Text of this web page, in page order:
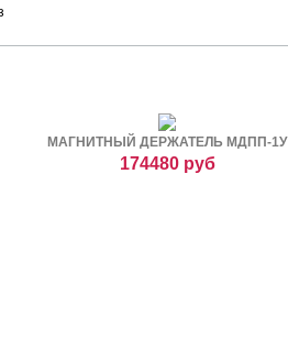
МАГНИТНЫЙ ДЕРЖАТЕЛЬ МДПП-1У
174480 руб